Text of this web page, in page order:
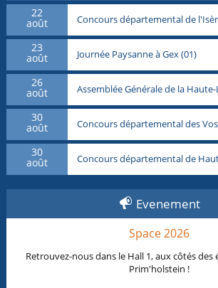
22
août Concours départemental de
23
août Journée Paysanne à Gex (01)
26
août Assemblée Générale de la
30
août Concours départemental des
30
août Concours départemental de
Evenement
Space 2026
Retrouvez-nous dans le Hall 1, aux côtés des
Prim'holstein !